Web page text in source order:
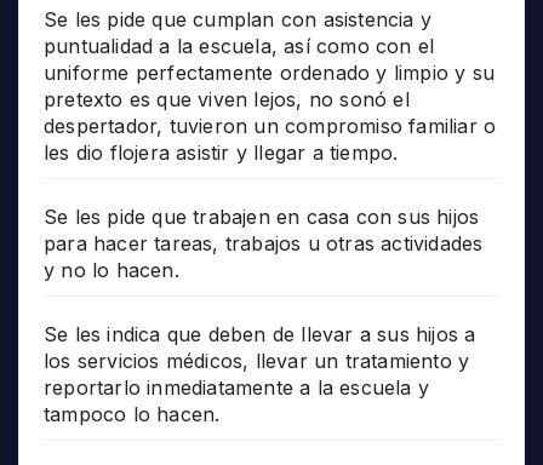
Se les pide que cumplan con asistencia y
puntualidad a la escuela, así como con el
uniforme perfectamente ordenado y limpio y su
pretexto es que viven lejos, no sonó el
despertador, tuvieron un compromiso familiar o
les dio flojera asistir y llegar a tiempo.
Se les pide que trabajen en casa con sus hijos
para hacer tareas, trabajos u otras actividades
y no lo hacen.
Se les indica que deben de llevar a sus hijos a
los servicios médicos, llevar un tratamiento y
reportarlo inmediatamente a la escuela y
tampoco lo hacen.